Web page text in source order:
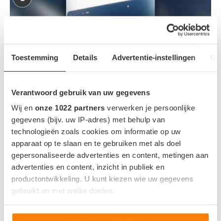
Toestemming Details Advertentie-instellingen
Verantwoord gebruik van uw gegevens
Wij en onze 1022 partners verwerken je persoonlijke
gegevens (bijv. uw IP-adres) met behulp van
technologieën zoals cookies om informatie op uw
apparaat op te slaan en te gebruiken met als doel
gepersonaliseerde advertenties en content, metingen aan
advertenties en content, inzicht in publiek en
productontwikkeling. U kunt kiezen wie uw gegevens
gebruikt en met welke doelen.
Als u het toestaat, willen we ook graag:
Tesla komt met Grok-update in Europa: zo werkt de AI-assistent
in Model 3 en Model Y
2
Meer actieradius en ergonomische update
Tesla Model 3 en Y